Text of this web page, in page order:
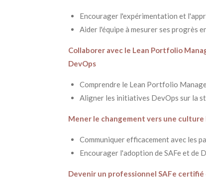
Encourager l'expérimentation et
Aider l'équipe à mesurer ses progrès
Collaborer avec le Lean Portfolio
DevOps
Comprendre le Lean Portfolio
Aligner les initiatives DevOps sur la
Mener le changement vers une culture
Communiquer efficacement avec les
Encourager l'adoption de SAFe et de
Devenir un professionnel SAFe certifié